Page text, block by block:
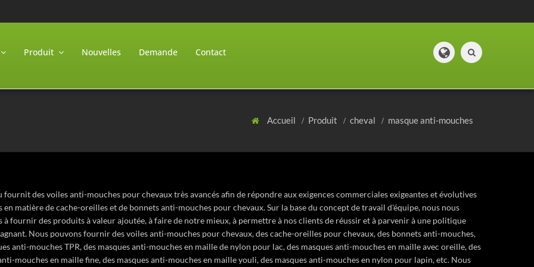
Produit Nouvelles Demande Contact
Accueil Produit cheval masque anti-mouches
fournit des voiles anti-mouches pour chevaux très avancés afin de répondre aux exigences commerciales exigeantes et évolutives
en matière de cache-oreilles et de bonnets anti-mouches pour chevaux. Sur la base du concept de travail d'équipe, nous nous
à fournir des produits à valeur ajoutée, à faire de notre mieux, à permettre à nos clients de réussir et à parvenir à une politique
Nous pouvons fournir des voiles anti-mouches pour chevaux, des cache-oreilles pour chevaux, des bonnets anti-mouches,
anti-mouches TPR, des masques anti-mouches en maille de nylon pour lac, des masques anti-mouches en maille avec oreille, des
mouches en maille fine, des masques anti-mouches en maille youli, des masques anti-mouches en nylon pour lapin, etc. Nous